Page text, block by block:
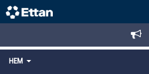
HEM